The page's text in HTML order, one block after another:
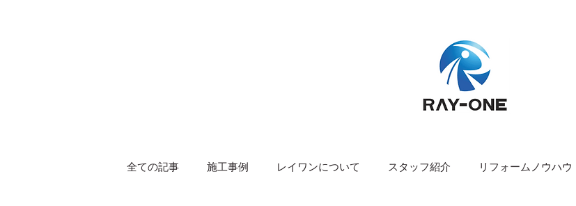
全ての記事 施工事例 レイワンについて スタッフ紹介 リフォームノウハウ